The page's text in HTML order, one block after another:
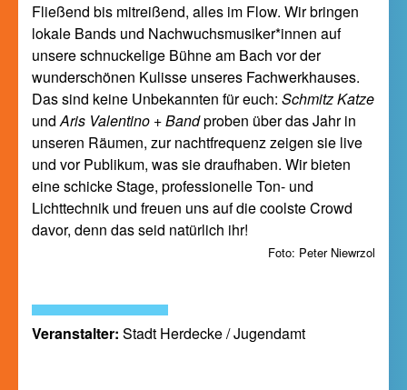
Fließend bis mitreißend, alles im Flow. Wir bringen
lokale Bands und Nachwuchsmusiker*innen auf
unsere schnuckelige Bühne am Bach vor der
wunderschönen Kulisse unseres Fachwerkhauses.
Das sind keine Unbekannten für euch: Schmitz Katze
undAris Valentino + Bandproben über das Jahr in
unseren Räumen, zur nachtfrequenz zeigen sie live
und vor Publikum, was sie draufhaben. Wir bieten
eine schicke Stage, professionelle Ton- und
Lichttechnik und freuen uns auf die coolste Crowd
davor, denn das seid natürlich ihr!
Foto: Peter Niewrzol
Veranstalter: Stadt Herdecke / Jugendamt